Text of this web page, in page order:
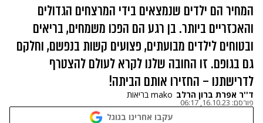
המחיר הם ילדים שנמצאים בידי המרצחים הגדולים
והאכזריים ביותר. בן רגע הם הפכו משמחים, בריאים
ובטוחים לילדים מבועתים, פצועים קשות בנפשם, וחלקם
גם בגופם. זו החובה שלנו לקרא לעולם להצטרף
לדרישתנו – החזירו אותם הביתה!
ד''ר אפרת ברון הרלב mako בריאות
פורסם: 16.10.23, 06:17
עקבו אחרינו בגוגל